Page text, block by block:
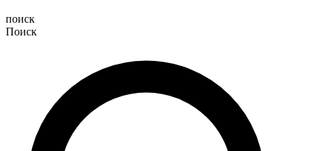
поиск
Поиск